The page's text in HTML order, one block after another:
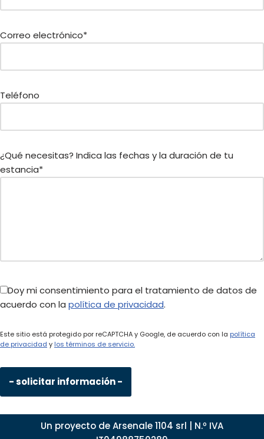
Correo electrónico*
Teléfono
¿Qué necesitas? Indica las fechas y la duración de tu
estancia*
Doy mi consentimiento para el tratamiento de datos de
acuerdo con la política de privacidad.
Este sitio está protegido por reCAPTCHA y Google, de acuerdo con la política
de privacidad y los términos de servicio.
Un proyecto de Arsenale 1104 srl | N.º IVA